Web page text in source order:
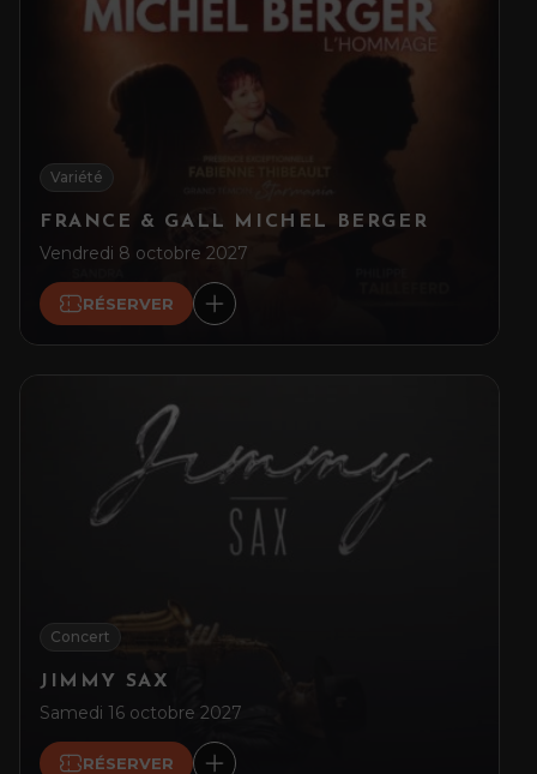
Variété
FRANCE & GALL MICHEL BERGER
Vendredi 8 octobre 2027
RÉSERVER
Concert
JIMMY SAX
Samedi 16 octobre 2027
RÉSERVER